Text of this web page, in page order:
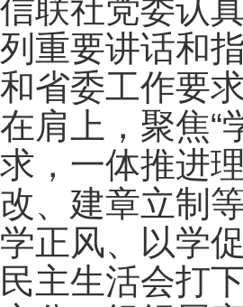
信联社党委认
列重要讲话和
和省委工作要
在肩上，聚焦“
求，一体推进
改、建章立制
学正风、以学
民主生活会打